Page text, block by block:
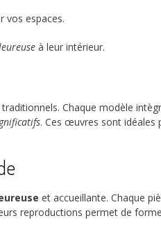
vos espaces.
à leur intérieur.
Chaque modèle
. Ces œuvres sont idéales
et accueillante. Chaque
reproductions permet de